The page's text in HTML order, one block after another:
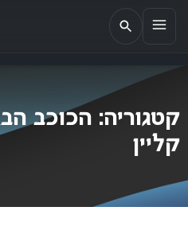
EUROMIX
אתר הבית של האירוויזיון בישראל
קטגוריה:
קליין